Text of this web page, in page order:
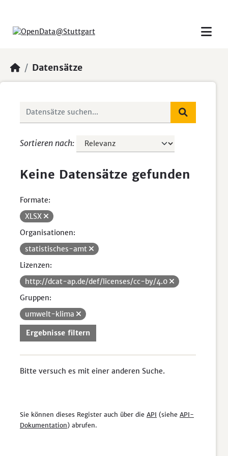
Datensätze
Sortieren nach
Keine Datensätze gefunden
Formate:
XLSX
Organisationen:
statistisches-amt
Lizenzen:
http://dcat-ap.de/def/licenses/cc-by/4.0
Gruppen:
umwelt-klima
Ergebnisse filtern
Bitte versuch es mit einer anderen Suche.
Sie können dieses Register auch über die API (siehe API-
Dokumentation) abrufen.